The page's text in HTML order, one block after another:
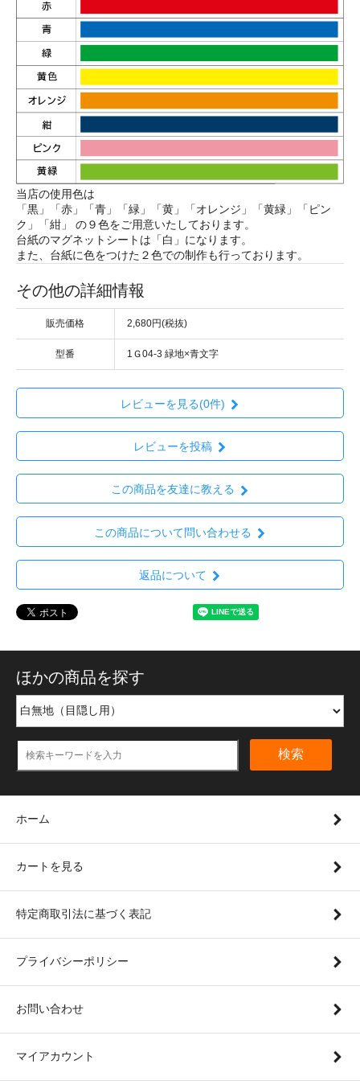
当店の使用色は
「黒」「赤」「青」「緑」「黄」「オレンジ」「黄緑」「ピン
ク」「紺」 の９色をご用意いたしております。
台紙のマグネットシートは「白」になります。
また、台紙に色をつけた２色での制作も行っております。
その他の詳細情報
販売価格 2,680円(税抜)
型番 1Ｇ04-3 緑地×青文字
レビューを見る(0件)
レビューを投稿
この商品を友達に教える
この商品について問い合わせる
返品について
ほかの商品を探す
検索
ホーム
カートを見る
特定商取引法に基づく表記
プライバシーポリシー
お問い合わせ
マイアカウント